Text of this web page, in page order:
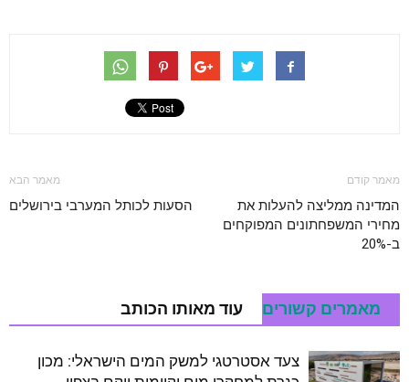
מאמר קודם
המדינה ממליצה להעלות את
מחירי המשפחתונים המפוקחים
ב-20%
מאמר הבא
הסעות לכותל המערבי בירושלים
מאמרים קשורים עוד מאותו הכותב
צעד אסטרטגי למשק המים הישראלי: מכון